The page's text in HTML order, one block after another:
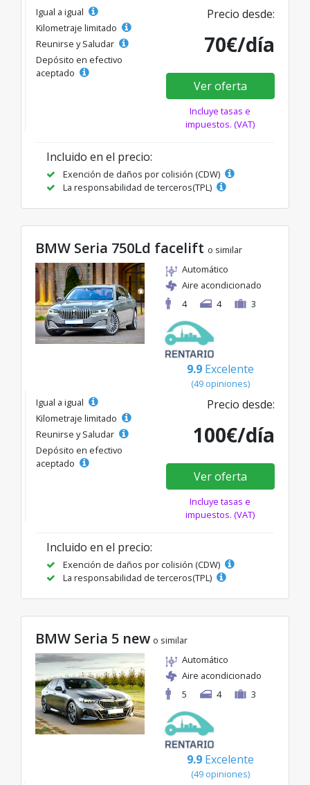
Igual a igual
Kilometraje limitado
Reunirse y Saludar
Depósito en efectivo
aceptado
Precio desde:
70€/día
Ver oferta
Incluye tasas e
impuestos. (VAT)
Incluido en el precio:
Exención de daños por colisión (CDW)
La responsabilidad de terceros(TPL)
BMW Seria 750Ld facelift o similar
Automático
Aire acondicionado
4
4 3
9.9 Excelente
(49 opiniones)
Igual a igual
Kilometraje limitado
Reunirse y Saludar
Depósito en efectivo
aceptado
Precio desde:
100€/día
Ver oferta
Incluye tasas e
impuestos. (VAT)
Incluido en el precio:
Exención de daños por colisión (CDW)
La responsabilidad de terceros(TPL)
BMW Seria 5 new o similar
Automático
Aire acondicionado
5
4 3
9.9 Excelente
(49 opiniones)